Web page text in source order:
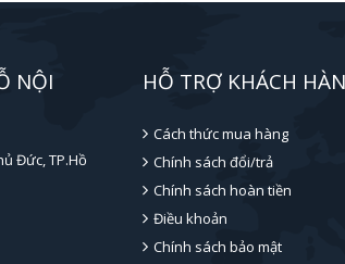
NỘI
Đức, TP.Hồ
HỖ TRỢ KHÁCH
Cách thức mua hàng
Chính sách đổi/trả
Chính sách hoàn tiền
Điều khoản
Chính sách bảo mật